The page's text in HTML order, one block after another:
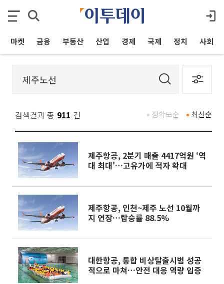
마켓 금융 부동산 산업 경제 국제 정치 사회
검색결과 총 911 건 최신순
정확도순
제주항공, 2분기 매출 4417억원 ‘역
대 최대'…고유가에 적자 확대
제주항공, 인천~제주 노선 10월까
지 연장…탑승률 88.5%
대한항공, 통합 비상탈출시범 성공
적으로 마쳐…안전 대응 역량 입증